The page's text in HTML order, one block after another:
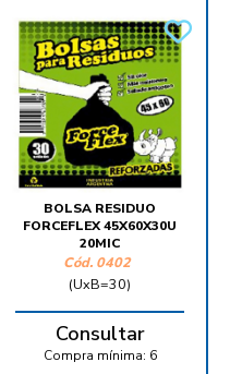
BOLSA RESIDUO
FORCEFLEX 45X60X30U
20MIC
Cód. 0402
(UxB=30)
Consultar
Compra mínima: 6